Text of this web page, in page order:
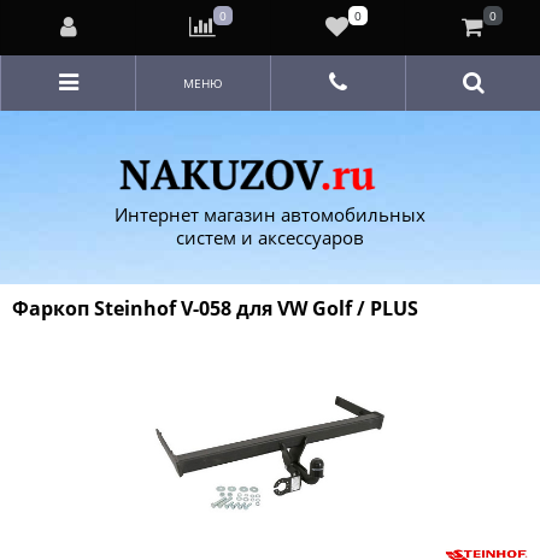
Интернет магазин автомобильных
систем и аксессуаров
МЕНЮ
Фаркоп Steinhof V-058 для VW Golf / PLUS
0 0 0